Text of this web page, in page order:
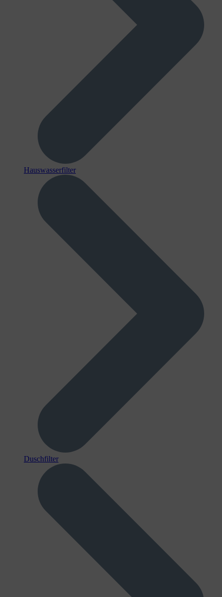
Hauswasserfilter
Duschfilter